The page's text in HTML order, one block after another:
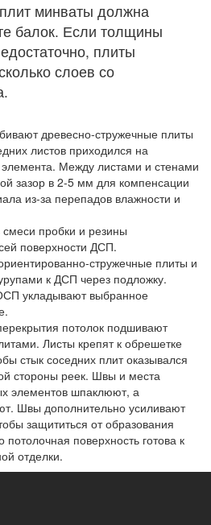
минваты должна
балок. Если толщины
плиты
слоев со
древесно-стружечные плиты
листов приходился на
Между листами и стенами
зазор в 2-5 мм для компенсации
из-за перепадов влажности и
пробки и резины
поверхности ДСП.
стружечные плиты и
к ДСП через подложку.
укладывают выбранное
потолок подшивают
Листы крепят к обрешетке
стык соседних плит оказывался
стороны реек. Швы и места
элементов шпаклюют, а
Швы дополнительно усиливают
защититься от образования
поверхность готова к
отделки.